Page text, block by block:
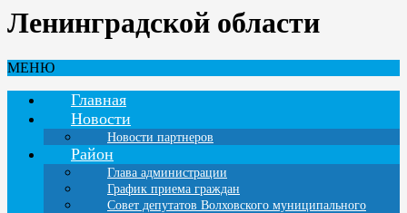
Ленинградской области
МЕНЮ
Главная
Новости
Новости партнеров
Район
Глава администрации
График приема граждан
Совет депутатов Волховского муниципального